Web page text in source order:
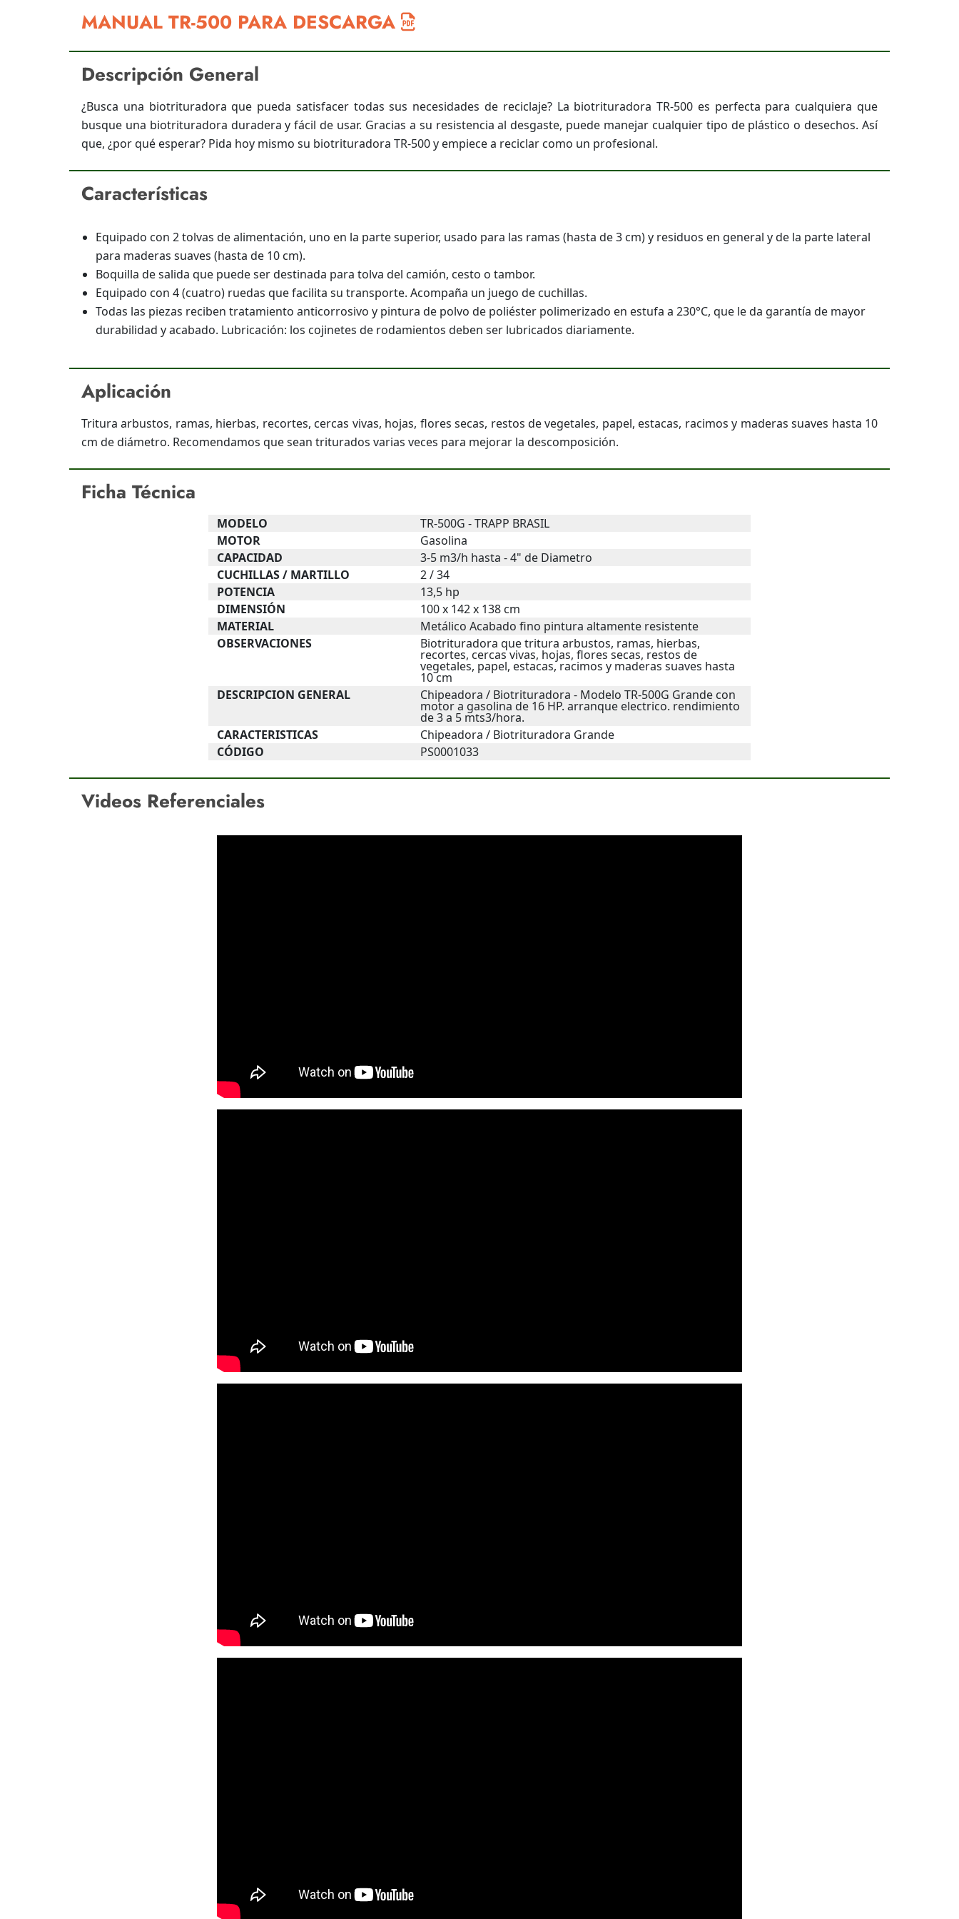
MANUAL TR-500 PARA DESCARGA
Descripción General
¿Busca una biotrituradora que pueda satisfacer todas sus necesidades de reciclaje? La biotrituradora TR-500 es perfecta para cualquiera que
busque una biotrituradora duradera y fácil de usar. Gracias a su resistencia al desgaste, puede manejar cualquier tipo de plástico o desechos. Así
que, ¿por qué esperar? Pida hoy mismo su biotrituradora TR-500 y empiece a reciclar como un profesional.
Características
Equipado con 2 tolvas de alimentación, uno en la parte superior, usado para las ramas (hasta de 3 cm) y residuos en general y de la parte lateral
para maderas suaves (hasta de 10 cm).
Boquilla de salida que puede ser destinada para tolva del camión, cesto o tambor.
Equipado con 4 (cuatro) ruedas que facilita su transporte. Acompaña un juego de cuchillas.
Todas las piezas reciben tratamiento anticorrosivo y pintura de polvo de poliéster polimerizado en estufa a 230°C, que le da garantía de mayor
durabilidad y acabado. Lubricación: los cojinetes de rodamientos deben ser lubricados diariamente.
Aplicación
Tritura arbustos, ramas, hierbas, recortes, cercas vivas, hojas, flores secas, restos de vegetales, papel, estacas, racimos y maderas suaves hasta 10
cm de diámetro. Recomendamos que sean triturados varias veces para mejorar la descomposición.
Ficha Técnica
MODELO
TR-500G - TRAPP BRASIL
MOTOR
Gasolina
CAPACIDAD
3-5 m3/h hasta - 4" de Diametro
CUCHILLAS / MARTILLO
2 / 34
POTENCIA
13,5 hp
DIMENSIÓN
100 x 142 x 138 cm
MATERIAL
Metálico Acabado fino pintura altamente resistente
OBSERVACIONES
Biotrituradora que tritura arbustos, ramas, hierbas,
recortes, cercas vivas, hojas, flores secas, restos de
vegetales, papel, estacas, racimos y maderas suaves hasta
10 cm
DESCRIPCION GENERAL
Chipeadora / Biotrituradora - Modelo TR-500G Grande con
motor a gasolina de 16 HP. arranque electrico. rendimiento
de 3 a 5 mts3/hora.
CARACTERISTICAS
Chipeadora / Biotrituradora Grande
CÓDIGO
PS0001033
Videos Referenciales